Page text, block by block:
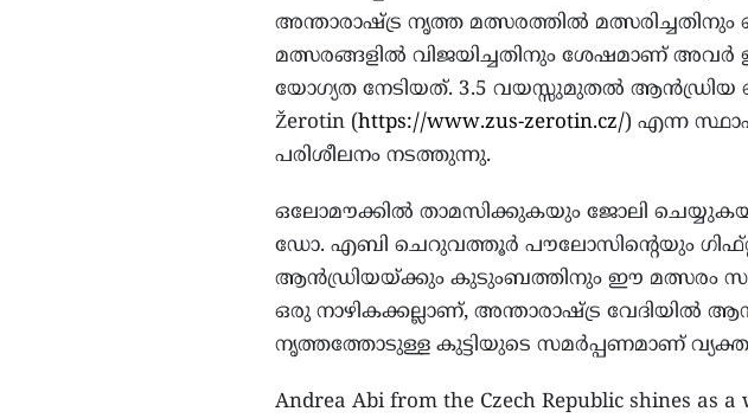
അന്താരാഷ്ട്ര നൃത്ത മത്സരത്തിൽ മത്സരിച്ചതിനും
മത്സരങ്ങളിൽ വിജയിച്ചതിനും ശേഷമാണ് അവർ
യോഗ്യത നേടിയത്. 3.5 വയസ്സുമുതൽ ആൻഡ്രിയ
Žerotin (https://www.zus-zerotin.cz/) എന്ന
പരിശീലനം നടത്തുന്നു.
ഒലോമൗക്കിൽ താമസിക്കുകയും ജോലി
ഡോ. എബി ചെറുവത്തൂർ പൗലോസിന്റെയും
ആൻഡ്രിയയ്ക്കും കുടുംബത്തിനും ഈ മത്സരം
ഒരു നാഴികക്കല്ലാണ്, അന്താരാഷ്ട്ര വേദിയിൽ
നൃത്തത്തോടുള്ള കുട്ടിയുടെ സമർപ്പണമാണ്
Andrea Abi from the Czech Republic shines as